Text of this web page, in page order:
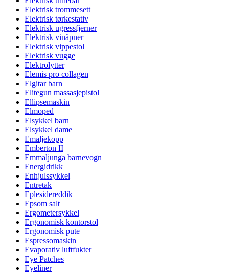
Elektrisk trommesett
Elektrisk tørkestativ
Elektrisk ugressfjerner
Elektrisk vinåpner
Elektrisk vippestol
Elektrisk vugge
Elektrolytter
Elemis pro collagen
Elgitar barn
Elitegun massasjepistol
Ellipsemaskin
Elmoped
Elsykkel barn
Elsykkel dame
Emaljekopp
Emberton II
Emmaljunga barnevogn
Energidrikk
Enhjulssykkel
Entretak
Eplesidereddik
Epsom salt
Ergometersykkel
Ergonomisk kontorstol
Ergonomisk pute
Espressomaskin
Evaporativ luftfukter
Eye Patches
Eyeliner